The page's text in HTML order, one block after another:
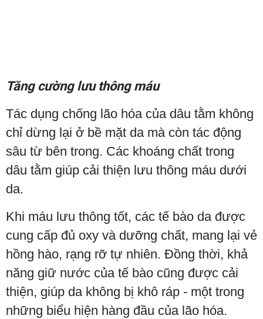
Tăng cường lưu thông máu
Tác dụng chống lão hóa của dâu tằm không
chỉ dừng lại ở bề mặt da mà còn tác động
sâu từ bên trong. Các khoáng chất trong
dâu tằm giúp cải thiện lưu thông máu dưới
da.
Khi máu lưu thông tốt, các tế bào da được
cung cấp đủ oxy và dưỡng chất, mang lại vẻ
hồng hào, rạng rỡ tự nhiên. Đồng thời, khả
năng giữ nước của tế bào cũng được cải
thiện, giúp da không bị khô ráp - một trong
những biểu hiện hàng đầu của lão hóa.